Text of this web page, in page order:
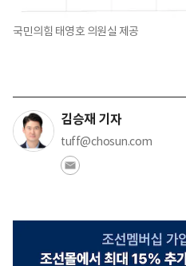
국민의힘 태영호 의원실 제공
김승재 기자
tuff@chosun.com